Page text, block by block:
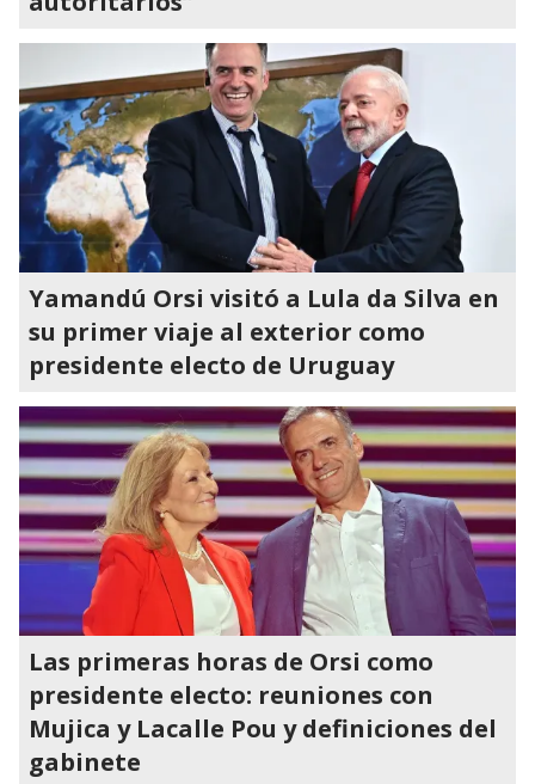
Yamandú Orsi visitó a Lula da Silva en
su primer viaje al exterior como
presidente electo de Uruguay
Las primeras horas de Orsi como
presidente electo: reuniones con
Mujica y Lacalle Pou y definiciones del
gabinete